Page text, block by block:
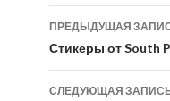
Навигация
по
записям
ПРЕДЫДУЩАЯ
Стикеры от South
СЛЕДУЮЩАЯ